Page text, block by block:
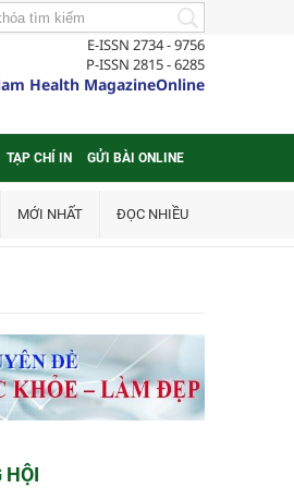
E-ISSN 2734 - 9756
P-ISSN 2815 - 6285
Health MagazineOnline
TẠP CHÍ IN GỬI BÀI ONLINE
MỚI NHẤT ĐỌC NHIỀU
HỘI